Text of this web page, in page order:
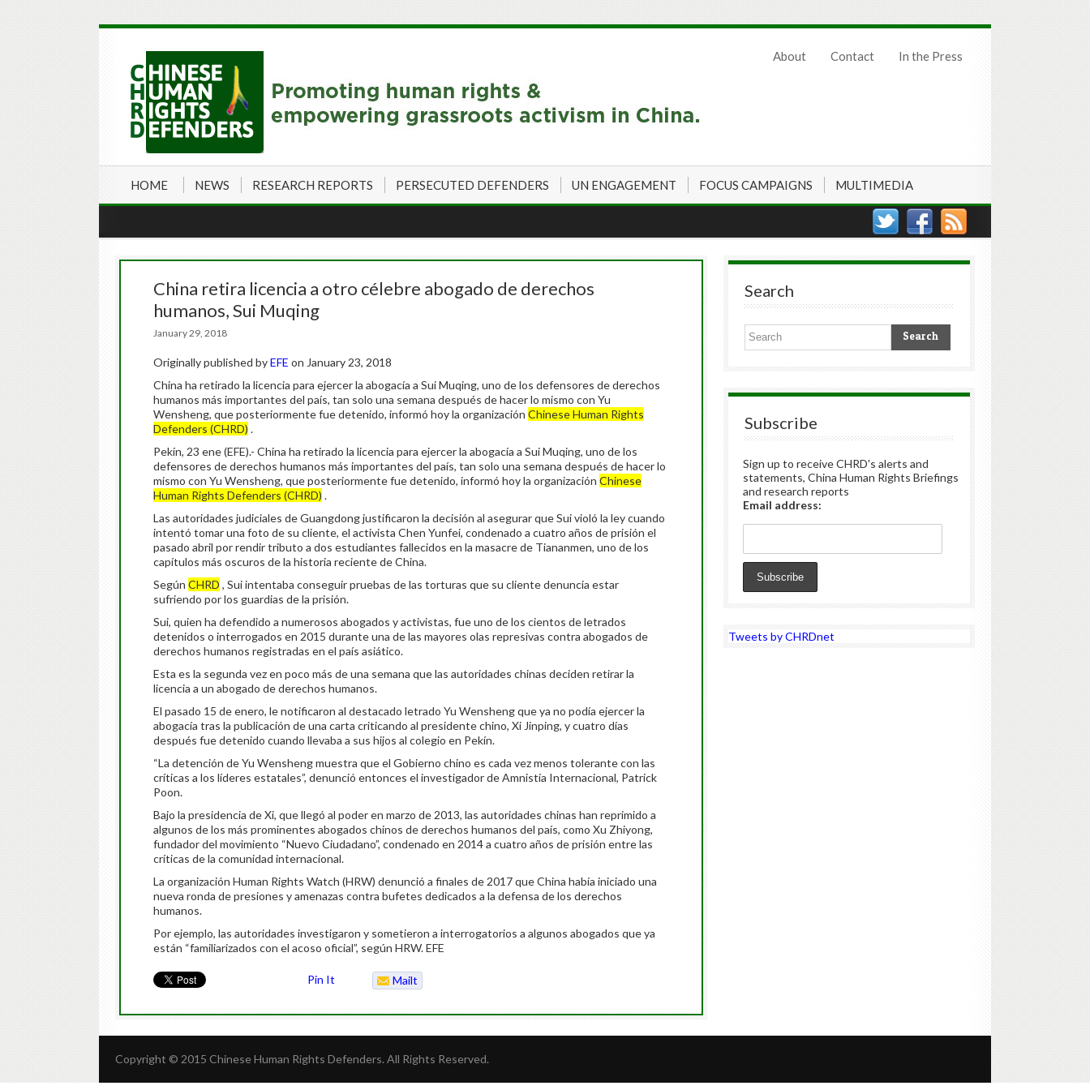
About Contact In the Press
HOME NEWS RESEARCH REPORTS PERSECUTED DEFENDERS UN ENGAGEMENT FOCUS CAMPAIGNS MULTIMEDIA
China retira licencia a otro célebre abogado de derechos
humanos, Sui Muqing
January 29, 2018
Originally published byEFE on January 23, 2018
China ha retirado la licencia para ejercer la abogacía a Sui Muqing, uno de los defensores de derechos
humanos más importantes del país, tan solo una semana después de hacer lo mismo con Yu
Wensheng, que posteriormente fue detenido, informó hoy la organización Chinese Human Rights
Defenders (CHRD) .
Pekín, 23 ene (EFE).- China ha retirado la licencia para ejercer la abogacía a Sui Muqing, uno de los
defensores de derechos humanos más importantes del país, tan solo una semana después de hacer lo
mismo con Yu Wensheng, que posteriormente fue detenido, informó hoy la organización Chinese
Human Rights Defenders (CHRD) .
Las autoridades judiciales de Guangdong justificaron la decisión al asegurar que Sui violó la ley cuando
intentó tomar una foto de su cliente, el activista Chen Yunfei, condenado a cuatro años de prisión el
pasado abril por rendir tributo a dos estudiantes fallecidos en la masacre de Tiananmen, uno de los
capítulos más oscuros de la historia reciente de China.
Según CHRD , Sui intentaba conseguir pruebas de las torturas que su cliente denuncia estar
sufriendo por los guardias de la prisión.
Sui, quien ha defendido a numerosos abogados y activistas, fue uno de los cientos de letrados
detenidos o interrogados en 2015 durante una de las mayores olas represivas contra abogados de
derechos humanos registradas en el país asiático.
Esta es la segunda vez en poco más de una semana que las autoridades chinas deciden retirar la
licencia a un abogado de derechos humanos.
El pasado 15 de enero, le notificaron al destacado letrado Yu Wensheng que ya no podía ejercer la
abogacía tras la publicación de una carta criticando al presidente chino, Xi Jinping, y cuatro días
después fue detenido cuando llevaba a sus hijos al colegio en Pekín.
“La detención de Yu Wensheng muestra que el Gobierno chino es cada vez menos tolerante con las
críticas a los líderes estatales”, denunció entonces el investigador de Amnistía Internacional, Patrick
Poon.
Bajo la presidencia de Xi, que llegó al poder en marzo de 2013, las autoridades chinas han reprimido a
algunos de los más prominentes abogados chinos de derechos humanos del país, como Xu Zhiyong,
fundador del movimiento “Nuevo Ciudadano”, condenado en 2014 a cuatro años de prisión entre las
críticas de la comunidad internacional.
La organización Human Rights Watch (HRW) denunció a finales de 2017 que China había iniciado una
nueva ronda de presiones y amenazas contra bufetes dedicados a la defensa de los derechos
humanos.
Por ejemplo, las autoridades investigaron y sometieron a interrogatorios a algunos abogados que ya
están “familiarizados con el acoso oficial”, según HRW. EFE
Pin It
Mailt
Search
Subscribe
Sign up to receive CHRD's alerts and
statements, China Human Rights Briefings
and research reports
Email address:
Tweets by CHRDnet
Copyright © 2015 Chinese Human Rights Defenders. All Rights Reserved.